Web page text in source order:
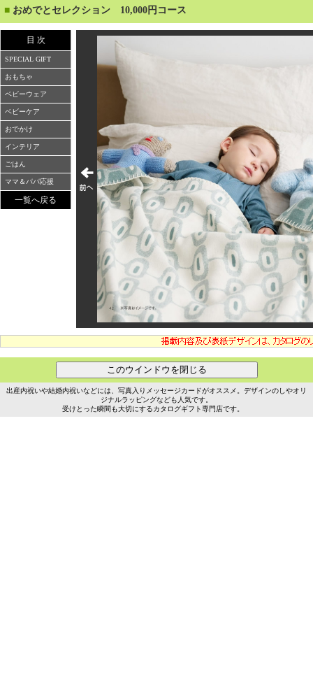
■ おめでとセレクション 10,000円コース
目 次
SPECIAL GIFT
おもちゃ
ベビーウェア
ベビーケア
おでかけ
インテリア
ごはん
ママ＆パパ応援
一覧へ戻る
出産内祝いや結婚内祝いなどには、写真入りメッセージカードがオススメ。デザインのしやオリ
ジナルラッピングなども人気です。
受けとった瞬間も大切にするカタログギフト専門店です。